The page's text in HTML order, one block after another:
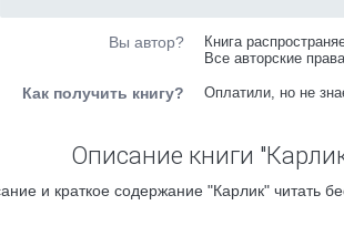
Вы автор?
Книга
Все авторские
Как получить книгу? Оплатили, но не
Описание книги
и краткое содержание "Карлик" читать